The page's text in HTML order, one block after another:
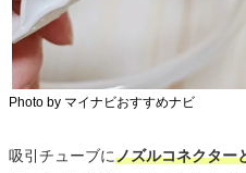
Photo by マイナビおすすめナビ
吸引チューブにノズルコネクター